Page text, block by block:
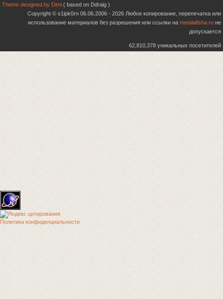
Theme designed by Dimi ( based on Ddraig )
Copyright © s1ipk0rn 06.06.2006 - 2026 Любое копирование, перепечатка или
использование материалов без разрешения или ссылки на metalafisha.ru не
допускается
62,810,378 уникальных посетителей
Политика конфиденциальности